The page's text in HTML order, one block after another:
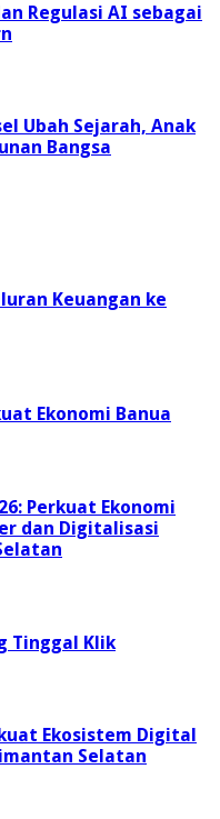
Regulasi AI sebagai
Ubah Sejarah, Anak
Bangsa
Keuangan ke
Ekonomi Banua
Perkuat Ekonomi
dan Digitalisasi
Tinggal Klik
Ekosistem Digital
Selatan